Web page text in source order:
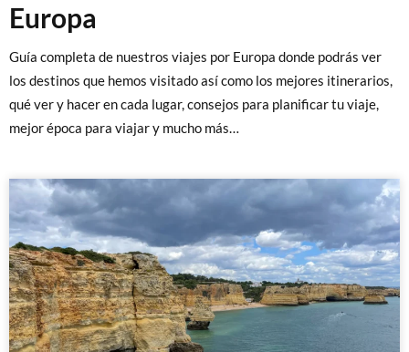
Europa
Guía completa de nuestros viajes por Europa donde podrás ver
los destinos que hemos visitado así como los mejores itinerarios,
qué ver y hacer en cada lugar, consejos para planificar tu viaje,
mejor época para viajar y mucho más…